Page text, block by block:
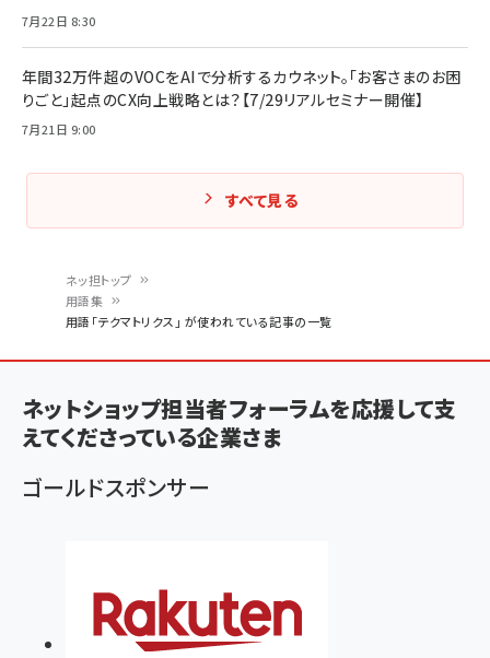
ン
く
ず
ネッ担トップ
用語集
用語「テクマトリクス」 が使われている記事の一覧
7月22日 8:30
年間32万件超のVOCをAIで分析するカウネット。「お客さまのお困
りごと」起点のCX向上戦略とは？【7/29リアルセミナー開催】
7月21日 9:00
すべて見る
ネットショップ担当者フォーラムを応援して支
えてくださっている企業さま
ゴールドスポンサー